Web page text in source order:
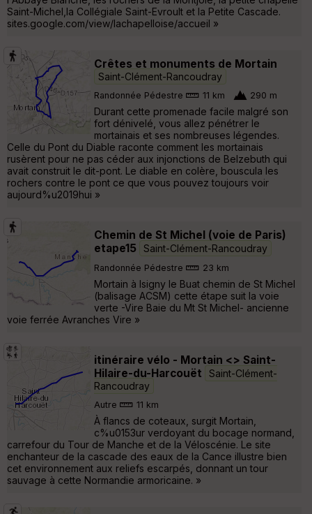
Saint-Michel,la Collégiale Saint-Evroult et la Petite Cascade.
sites.google.com/view/lachapelloise/accueil »
Crêtes et monuments de Mortain
Saint-Clément-Rancoudray
Randonnée Pédestre 11 km 290 m
Durant cette promenade facile malgré son
fort dénivelé, vous allez pénétrer le
mortainais et ses nombreuses légendes.
Celle du Pont du Diable raconte comment les mortainais
rusèrent pour ne pas céder aux injonctions de Belzebuth qui
avait construit le dit-pont. Le diable en colère, bouscula les
rochers contre le pont ce que vous pouvez toujours voir
aujourd%u2019hui »
Chemin de St Michel (voie de Paris)
etape15
Saint-Clément-Rancoudray
Randonnée Pédestre 23 km
Mortain à Isigny le Buat chemin de St Michel
(balisage ACSM) cette étape suit la voie
verte -Vire Baie du Mt St Michel- ancienne
voie ferrée Avranches Vire »
itinéraire vélo - Mortain <> Saint-
Hilaire-du-Harcouët
Saint-Clément-
Rancoudray
Autre 11 km
À flancs de coteaux, surgit Mortain,
c%u0153ur verdoyant du bocage normand,
carrefour du Tour de Manche et de la Véloscénie. Le site
enchanteur de la cascade des eaux de la Cance illustre bien
cet environnement aux reliefs escarpés, donnant un tour
sauvage à cette Normandie armoricaine. »